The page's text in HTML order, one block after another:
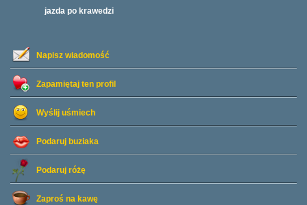
Napisz wiadomość
Zapamiętaj ten profil
Wyślij uśmiech
Podaruj buziaka
Podaruj różę
Zaproś na kawę
jazda po krawedzi